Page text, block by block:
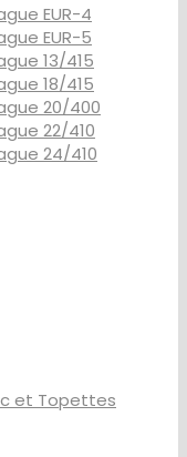
EUR-4
EUR-5
13/415
18/415
20/400
22/410
24/410
et Topettes